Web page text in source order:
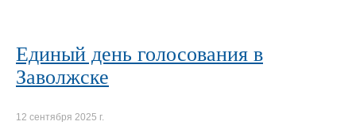
Единый день голосования в
Заволжске
12 сентября 2025 г.